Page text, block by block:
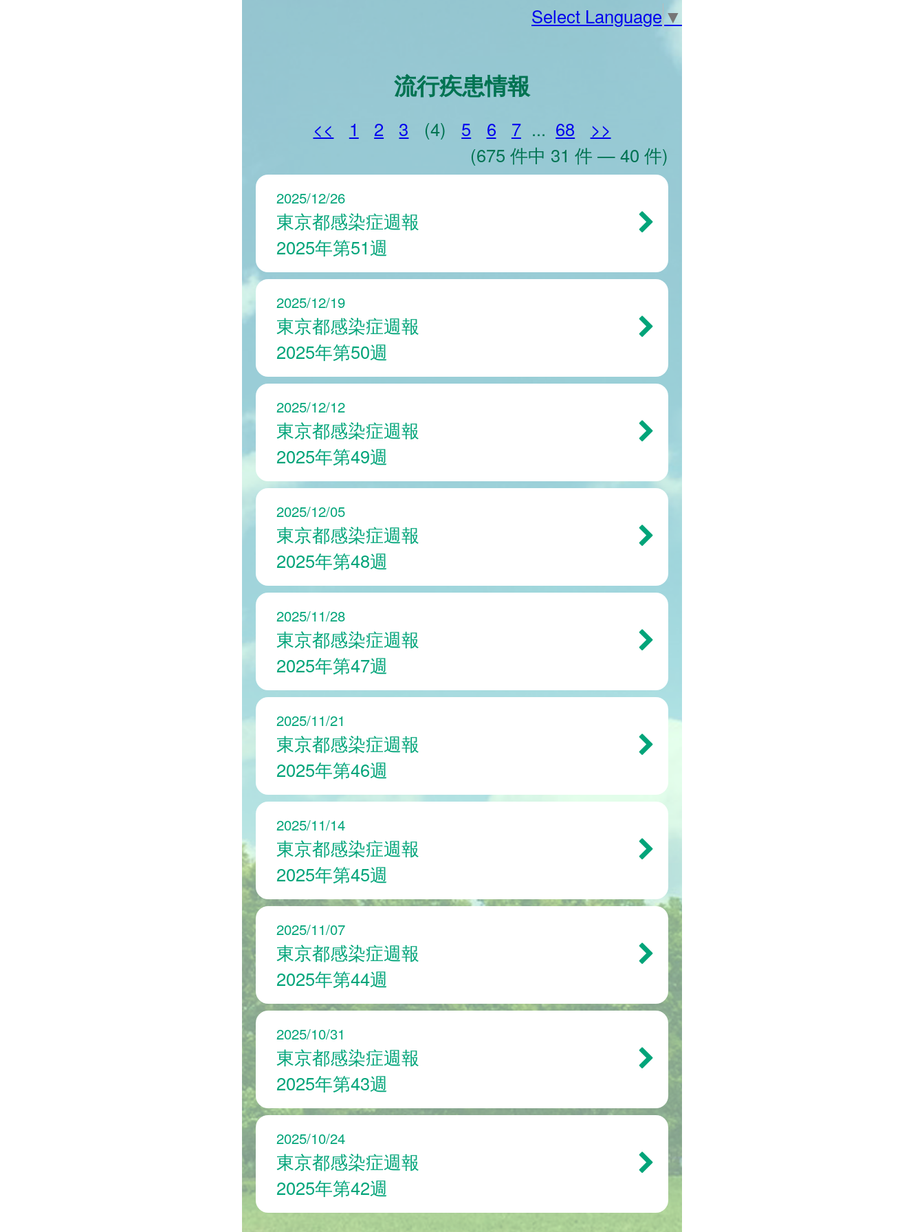
Select Language ▼
流行疾患情報
<< 1 2 3 (4) 5 6 7 ... 68
>>
(675 件中 31 件 — 40 件)
2025/12/26
東京都感染症週報
2025年第51週
2025/12/19
東京都感染症週報
2025年第50週
2025/12/12
東京都感染症週報
2025年第49週
2025/12/05
東京都感染症週報
2025年第48週
2025/11/28
東京都感染症週報
2025年第47週
2025/11/21
東京都感染症週報
2025年第46週
2025/11/14
東京都感染症週報
2025年第45週
2025/11/07
東京都感染症週報
2025年第44週
2025/10/31
東京都感染症週報
2025年第43週
2025/10/24
東京都感染症週報
2025年第42週